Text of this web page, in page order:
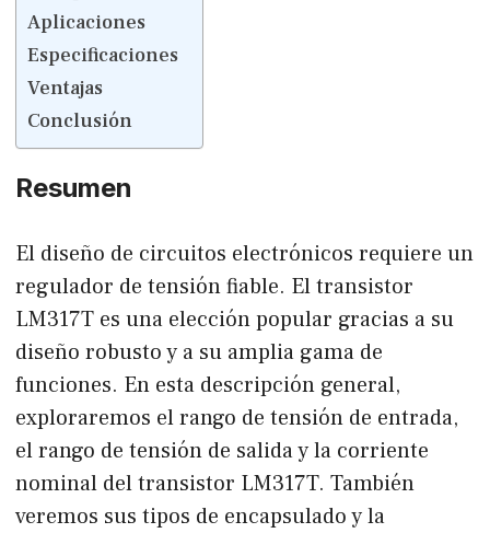
Aplicaciones
Especificaciones
Ventajas
Conclusión
Resumen
El diseño de circuitos electrónicos requiere un
regulador de tensión fiable. El transistor
LM317T es una elección popular gracias a su
diseño robusto y a su amplia gama de
funciones. En esta descripción general,
exploraremos el rango de tensión de entrada,
el rango de tensión de salida y la corriente
nominal del transistor LM317T. También
veremos sus tipos de encapsulado y la